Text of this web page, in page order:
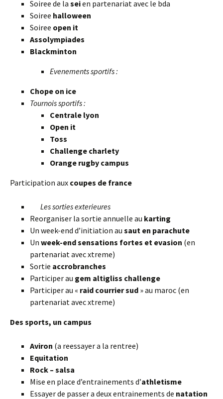
Soiree de la seien partenariat avec le bda
Soiree halloween
Soiree open it
Assolympiades
Blackminton
Evenements sportifs :
Chope on ice
Tournois sportifs :
Centrale lyon
Open it
Toss
Challenge charlety
Orange rugby campus
Participation aux coupes de france
Les sorties exterieures
Reorganiser la sortie annuelle au karting
Un week-end d’initiation au saut en parachute
Un week-end sensations fortes et evasion (en
partenariat avec xtreme)
Sortie accrobranches
Participer au gem altigliss challenge
Participer au « raid courrier sud » au maroc (en
partenariat avec xtreme)
Des sports, un campus
Aviron (a reessayer a la rentree)
Equitation
Rock – salsa
Mise en place d’entrainements d’athletisme
Essayer de passer a deux entrainements de natation